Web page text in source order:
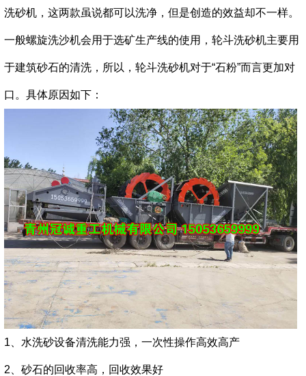
洗砂机，这两款虽说都可以洗净，但是创造的效益却不一样。
一般螺旋洗沙机会用于选矿生产线的使用，轮斗洗砂机主要用
于建筑砂石的清洗，所以，轮斗洗砂机对于“石粉”而言更加对
口。具体原因如下：
1、水洗砂设备清洗能力强，一次性操作高效高产
2、砂石的回收率高，回收效果好